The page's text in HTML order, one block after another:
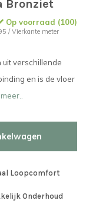
Bronziet
Op voorraad (100)
/ Vierkante meter
verschillende
en is de vloer
Loopcomfort
Onderhoud